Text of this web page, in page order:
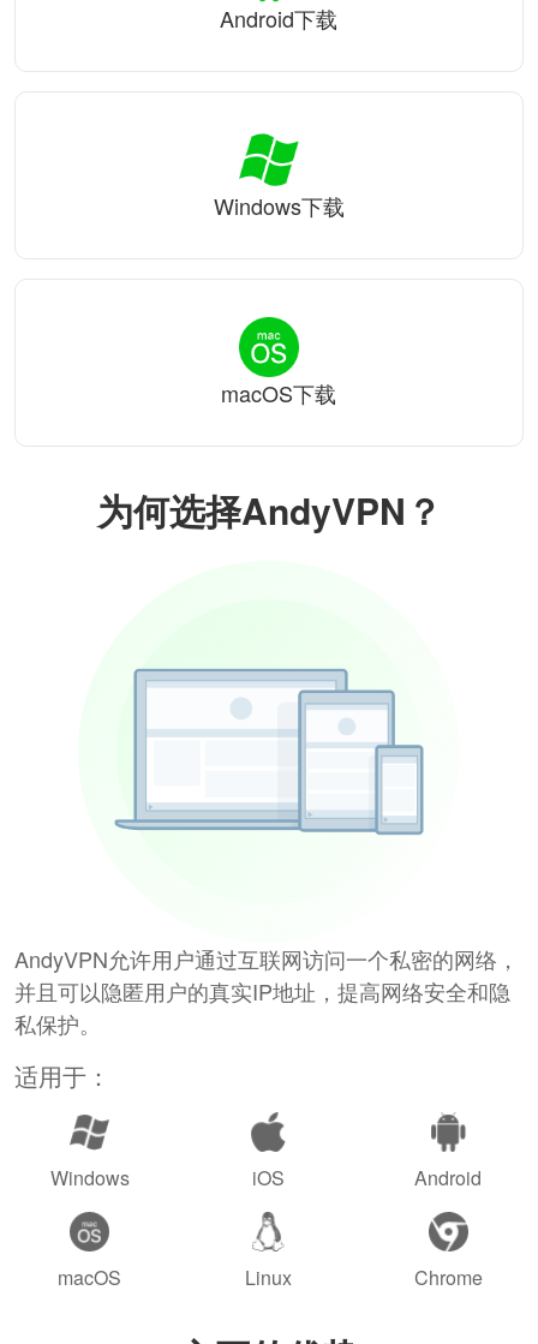
为何选择AndyVPN？
AndyVPN允许用户通过互联网访问一个私密的网络，
并且可以隐匿用户的真实IP地址，提高网络安全和隐
私保护。
适用于：
Windows iOS Android
macOS Linux Chrome
Android下载
Windows下载
macOS下载